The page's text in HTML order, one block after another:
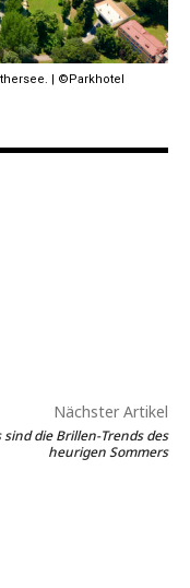
| ©Parkhotel
Nächster Artikel
sind die Brillen-Trends des
heurigen Sommers